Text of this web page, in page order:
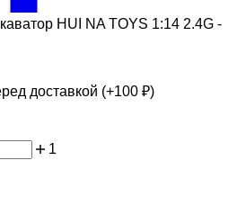
HUI NA TOYS 1:14 2.4G -
доставкой (+100 ₽)
1